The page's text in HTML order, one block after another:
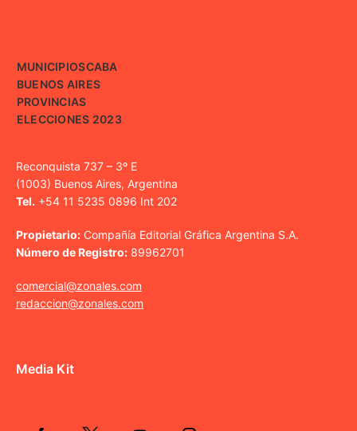
MUNICIPIOSCABA
BUENOS AIRES
PROVINCIAS
ELECCIONES 2023
Reconquista 737 – 3º E
(1003) Buenos Aires, Argentina
Tel. +54 11 5235 0896 Int 202
Propietario: Compañía Editorial Gráfica Argentina S.A.
Número de Registro: 89962701
comercial@zonales.com
redaccion@zonales.com
Media Kit